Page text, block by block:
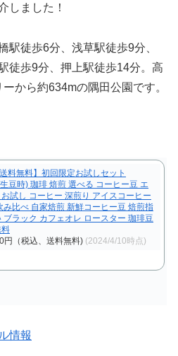
しました！
駅徒歩6分、浅草駅徒歩9分、
徒歩9分、押上駅徒歩14分。高
から約634mの隅田公園です。
送料無料】初回限定お試しセット
豆時) 珈琲 焙煎 選べる コーヒー豆 エ
試し コーヒー 深煎り アイスコーヒー
み比べ 自家焙煎 新鮮コーヒー豆 焙煎指
ブラック カフェオレ ロースター 珈琲豆
円（税込、送料無料) (2024/4/10時点)
情報